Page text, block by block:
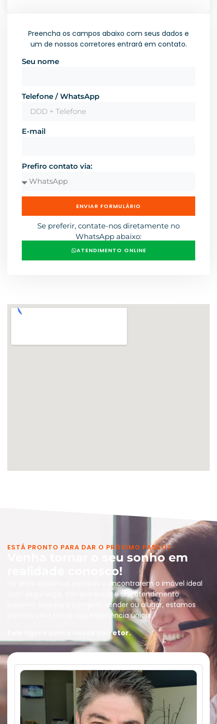
Preencha os campos abaixo com seus dados e
um de nossos corretores entrará em contato.
Seu nome
Telefone / WhatsApp
E-mail
Prefiro contato via:
ENVIAR FORMULÁRIO
Se preferir, contate-nos diretamente no
WhatsApp abaixo:
ATENDIMENTO ONLINE
ESTÁ PRONTO PARA DAR O PRÓXIMO PASSO?
Venha tornar o seu sonho em
realidade conosco!
Há anos ajudamos pessoas a encontrarem o imóvel ideal
com segurança, transparência e um atendimento
próximo. Seja para comprar, vender ou alugar, estamos
prontos para tornar sua experiência única.
Fale agora com o nosso corretor.